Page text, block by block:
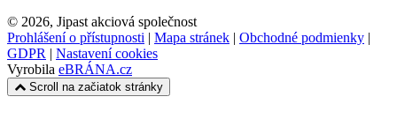
© 2026, Jipast akciová společnost
Prohlášení o přístupnosti | Mapa stránek | Obchodné podmienky |
GDPR | Nastavení cookies
Vyrobila eBRÁNA.cz
Scroll na začiatok stránky